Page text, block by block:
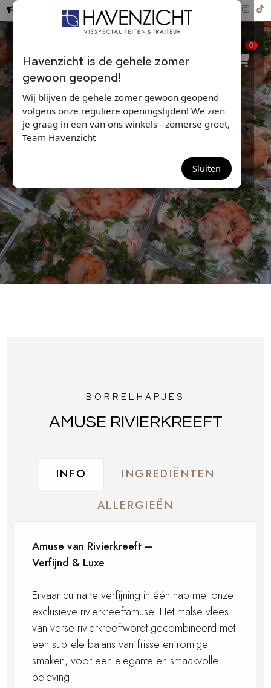
Havenzicht is de gehele zomer
gewoon geopend!
Wij blijven de gehele zomer gewoon geopend
volgens onze reguliere openingstijden! We zien
je graag in een van ons winkels - zomerse groet,
Team Havenzicht
Sluiten
Hollandse Nieuwe ...
0
AMUSE RIVIERKREEFT
BORRELHAPJES
AMUSE RIVIERKREEFT
INFO
INGREDIËNTEN
ALLERGIEËN
Amuse van Rivierkreeft –
Verfijnd & Luxe
Ervaar culinaire verfijning in één hap met onze
exclusieve rivierkreeftamuse. Het malse vlees
van verse rivierkreeftwordt gecombineerd met
een subtiele balans van frisse en romige
smaken, voor een elegante en smaakvolle
beleving.